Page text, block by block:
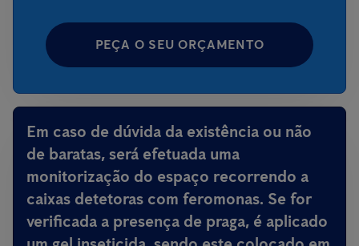
PEÇA O SEU ORÇAMENTO
Em caso de dúvida da existência ou não
de baratas, será efetuada uma
monitorização do espaço recorrendo a
caixas detetoras com feromonas. Se for
verificada a presença de praga, é aplicado